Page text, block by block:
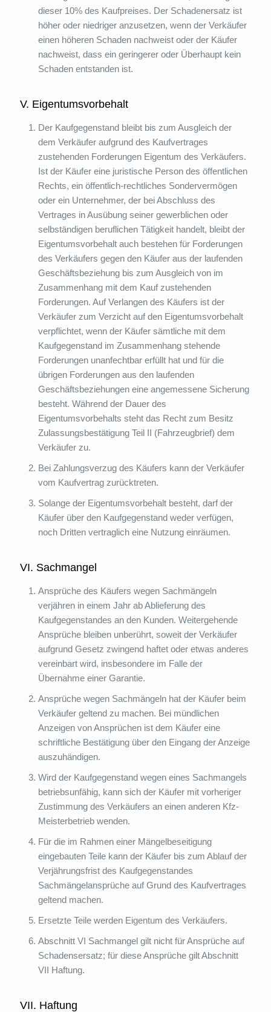
dieser 10% des Kaufpreises. Der Schadenersatz ist
höher oder niedriger anzusetzen, wenn der Verkäufer
einen höheren Schaden nachweist oder der Käufer
nachweist, dass ein geringerer oder Überhaupt kein
Schaden entstanden ist.
V. Eigentumsvorbehalt
Der Kaufgegenstand bleibt bis zum Ausgleich der
dem Verkäufer aufgrund des Kaufvertrages
zustehenden Forderungen Eigentum des Verkäufers.
Ist der Käufer eine juristische Person des öffentlichen
Rechts, ein öffentlich-rechtliches Sondervermögen
oder ein Unternehmer, der bei Abschluss des
Vertrages in Ausübung seiner gewerblichen oder
selbständigen beruflichen Tätigkeit handelt, bleibt der
Eigentumsvorbehalt auch bestehen für Forderungen
des Verkäufers gegen den Käufer aus der laufenden
Geschäftsbeziehung bis zum Ausgleich von im
Zusammenhang mit dem Kauf zustehenden
Forderungen. Auf Verlangen des Käufers ist der
Verkäufer zum Verzicht auf den Eigentumsvorbehalt
verpflichtet, wenn der Käufer sämtliche mit dem
Kaufgegenstand im Zusammenhang stehende
Forderungen unanfechtbar erfüllt hat und für die
übrigen Forderungen aus den laufenden
Geschäftsbeziehungen eine angemessene Sicherung
besteht. Während der Dauer des
Eigentumsvorbehalts steht das Recht zum Besitz
Zulassungsbestätigung Teil II (Fahrzeugbrief) dem
Verkäufer zu.
Bei Zahlungsverzug des Käufers kann der Verkäufer
vom Kaufvertrag zurücktreten.
Solange der Eigentumsvorbehalt besteht, darf der
Käufer über den Kaufgegenstand weder verfügen,
noch Dritten vertraglich eine Nutzung einräumen.
VI. Sachmangel
Ansprüche des Käufers wegen Sachmängeln
verjähren in einem Jahr ab Ablieferung des
Kaufgegenstandes an den Kunden. Weitergehende
Ansprüche bleiben unberührt, soweit der Verkäufer
aufgrund Gesetz zwingend haftet oder etwas anderes
vereinbart wird, insbesondere im Falle der
Übernahme einer Garantie.
Ansprüche wegen Sachmängeln hat der Käufer beim
Verkäufer geltend zu machen. Bei mündlichen
Anzeigen von Ansprüchen ist dem Käufer eine
schriftliche Bestätigung über den Eingang der Anzeige
auszuhändigen.
Wird der Kaufgegenstand wegen eines Sachmangels
betriebsunfähig, kann sich der Käufer mit vorheriger
Zustimmung des Verkäufers an einen anderen Kfz-
Meisterbetrieb wenden.
Für die im Rahmen einer Mängelbeseitigung
eingebauten Teile kann der Käufer bis zum Ablauf der
Verjährungsfrist des Kaufgegenstandes
Sachmängelansprüche auf Grund des Kaufvertrages
geltend machen.
Ersetzte Teile werden Eigentum des Verkäufers.
Abschnitt VI Sachmangel gilt nicht für Ansprüche auf
Schadensersatz; für diese Ansprüche gilt Abschnitt
VII Haftung.
VII. Haftung